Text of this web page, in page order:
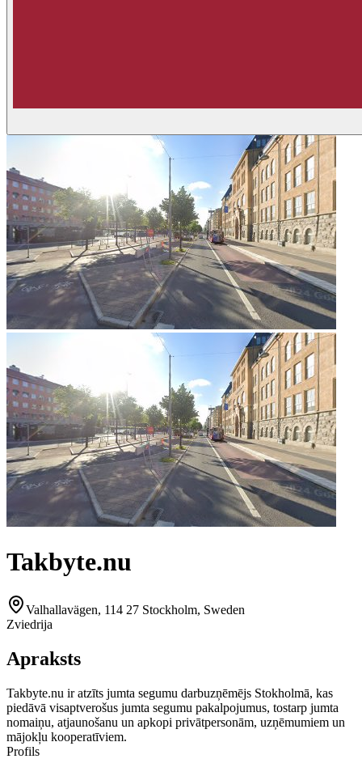
Takbyte.nu
Valhallavägen, 114 27 Stockholm, Sweden
Zviedrija
Apraksts
Takbyte.nu ir atzīts jumta segumu darbuzņēmējs Stokholmā, kas
piedāvā visaptverošus jumta segumu pakalpojumus, tostarp jumta
nomaiņu, atjaunošanu un apkopi privātpersonām, uzņēmumiem un
mājokļu kooperatīviem.
Profils